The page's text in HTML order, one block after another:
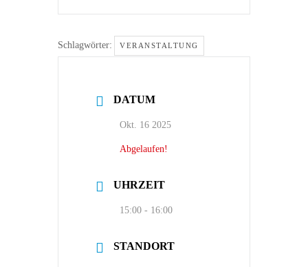
Schlagwörter: VERANSTALTUNG
DATUM
Okt. 16 2025
Abgelaufen!
UHRZEIT
15:00 - 16:00
STANDORT